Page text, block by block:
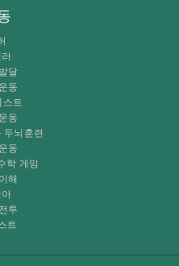
달
동
스트
동
두뇌훈련
동
학 게임
해
아
투
트